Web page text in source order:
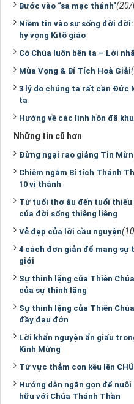
Bước vào “sa mạc thánh”(20/
Niềm tin vào sự sống đời
hy vọng Kitô giáo
Có Chúa luôn bên ta – Lời
Mùa Vọng & Bí Tích Hoà Giải
3 lý do chúng ta rất cần Đức
ta
Hướng về các linh hồn đã
Những tin cũ hơn
Đừng ngại rao giảng Tin
Chiêm ngắm Bí tích Thánh
10 vị thánh
Từ tuổi thơ ấu đến tuổi thiếu
của đời sống thiêng liêng
Vẻ đẹp của lời cầu nguyện
4 cách đơn giản để mang sự
giới
Sự thinh lặng của Thiên
của sự thinh lặng
Sự thinh lặng của Thiên
đầy đau đớn
Lời khẩn nguyện ẩn giấu
Kính Mừng
Từ vực thẳm con kêu lên
Hướng dẫn ngắn gọn để
hữu với Chúa Thánh Thần